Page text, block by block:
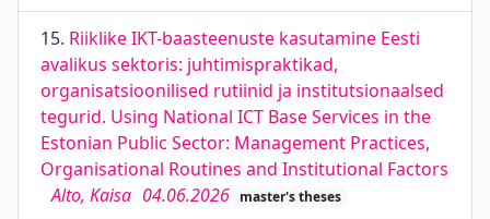
15. Riiklike IKT-baasteenuste kasutamine Eesti
avalikus sektoris: juhtimispraktikad,
organisatsioonilised rutiinid ja institutsionaalsed
tegurid. Using National ICT Base Services in the
Estonian Public Sector: Management Practices,
Organisational Routines and Institutional Factors
Alto, Kaisa 04.06.2026 master's theses